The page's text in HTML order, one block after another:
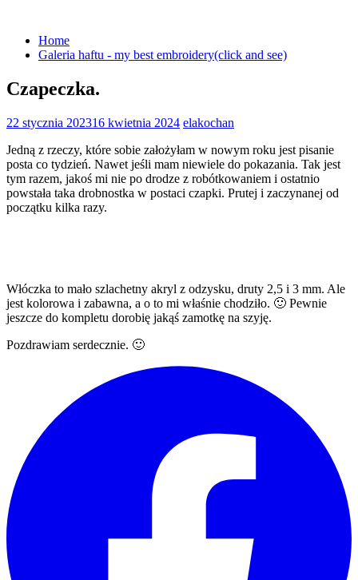
contentHome
Galeria haftu - my best embroidery(click and see)
Czapeczka.
22 stycznia 202316 kwietnia 2024 elakochan
Jedną z rzeczy, które sobie założyłam w nowym roku jest pisanie
posta co tydzień. Nawet jeśli mam niewiele do pokazania. Tak jest
tym razem, jakoś mi nie po drodze z robótkowaniem i ostatnio
powstała taka drobnostka w postaci czapki. Prutej i zaczynanej od
początku kilka razy.
Włóczka to mało szlachetny akryl z odzysku, druty 2,5 i 3 mm. Ale
jest kolorowa i zabawna, a o to mi właśnie chodziło. 🙂 Pewnie
jeszcze do kompletu dorobię jakąś zamotkę na szyję.
Pozdrawiam serdecznie. 🙂